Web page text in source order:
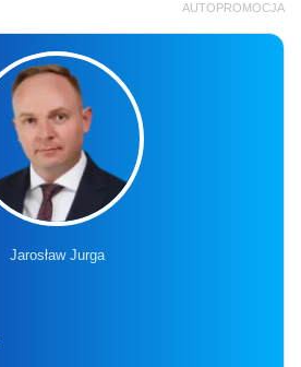
AUTOPROMOCJA
Jarosław Jurga